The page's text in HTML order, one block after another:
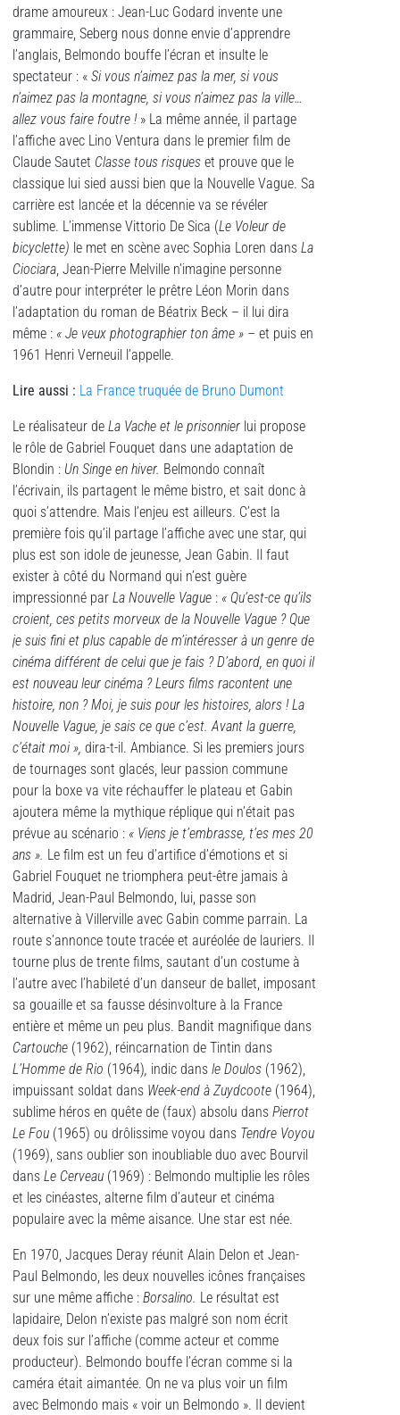
drame amoureux : Jean-Luc Godard invente une
grammaire, Seberg nous donne envie d’apprendre
l’anglais, Belmondo bouffe l’écran et insulte le
spectateur : « Si vous n’aimez pas la mer, si vous
n’aimez pas la montagne, si vous n’aimez pas la ville…
allez vous faire foutre ! » La même année, il partage
l’affiche avec Lino Ventura dans le premier film de
Claude Sautet Classe tous risques et prouve que le
classique lui sied aussi bien que la Nouvelle Vague. Sa
carrière est lancée et la décennie va se révéler
sublime. L’immense Vittorio De Sica (Le Voleur de
bicyclette) le met en scène avec Sophia Loren dans La
Ciociara, Jean-Pierre Melville n’imagine personne
d’autre pour interpréter le prêtre Léon Morin dans
l’adaptation du roman de Béatrix Beck – il lui dira
même : « Je veux photographier ton âme » – et puis en
1961 Henri Verneuil l’appelle.
Lire aussi : La France truquée de Bruno Dumont
Le réalisateur de La Vache et le prisonnier lui propose
le rôle de Gabriel Fouquet dans une adaptation de
Blondin : Un Singe en hiver. Belmondo connaît
l’écrivain, ils partagent le même bistro, et sait donc à
quoi s’attendre. Mais l’enjeu est ailleurs. C’est la
première fois qu’il partage l’affiche avec une star, qui
plus est son idole de jeunesse, Jean Gabin. Il faut
exister à côté du Normand qui n’est guère
impressionné par La Nouvelle Vague : « Qu’est-ce qu’ils
croient, ces petits morveux de la Nouvelle Vague ? Que
je suis fini et plus capable de m’intéresser à un genre de
cinéma différent de celui que je fais ? D’abord, en quoi il
est nouveau leur cinéma ? Leurs films racontent une
histoire, non ? Moi, je suis pour les histoires, alors ! La
Nouvelle Vague, je sais ce que c’est. Avant la guerre,
c’était moi », dira-t-il. Ambiance. Si les premiers jours
de tournages sont glacés, leur passion commune
pour la boxe va vite réchauffer le plateau et Gabin
ajoutera même la mythique réplique qui n’était pas
prévue au scénario : « Viens je t’embrasse, t’es mes 20
ans ». Le film est un feu d’artifice d’émotions et si
Gabriel Fouquet ne triomphera peut-être jamais à
Madrid, Jean-Paul Belmondo, lui, passe son
alternative à Villerville avec Gabin comme parrain. La
route s’annonce toute tracée et auréolée de lauriers. Il
tourne plus de trente films, sautant d’un costume à
l’autre avec l’habileté d’un danseur de ballet, imposant
sa gouaille et sa fausse désinvolture à la France
entière et même un peu plus. Bandit magnifique dans
Cartouche (1962), réincarnation de Tintin dans
L’Homme de Rio (1964), indic dans le Doulos (1962),
impuissant soldat dans Week-end à Zuydcoote (1964),
sublime héros en quête de (faux) absolu dans Pierrot
Le Fou (1965) ou drôlissime voyou dans Tendre Voyou
(1969), sans oublier son inoubliable duo avec Bourvil
dans Le Cerveau (1969) : Belmondo multiplie les rôles
et les cinéastes, alterne film d’auteur et cinéma
populaire avec la même aisance. Une star est née.
En 1970, Jacques Deray réunit Alain Delon et Jean-
Paul Belmondo, les deux nouvelles icônes françaises
sur une même affiche : Borsalino. Le résultat est
lapidaire, Delon n’existe pas malgré son nom écrit
deux fois sur l’affiche (comme acteur et comme
producteur). Belmondo bouffe l’écran comme si la
caméra était aimantée. On ne va plus voir un film
avec Belmondo mais « voir un Belmondo ». Il devient